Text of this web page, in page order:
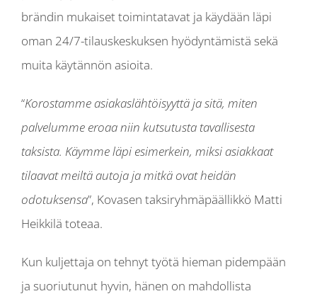
brändin mukaiset toimintatavat ja käydään läpi
oman 24/7-tilauskeskuksen hyödyntämistä sekä
muita käytännön asioita.
“Korostamme asiakaslähtöisyyttä ja sitä, miten
palvelumme eroaa niin kutsutusta tavallisesta
taksista. Käymme läpi esimerkein, miksi asiakkaat
tilaavat meiltä autoja ja mitkä ovat heidän
odotuksensa”, Kovasen taksiryhmäpäällikkö Matti
Heikkilä toteaa.
Kun kuljettaja on tehnyt työtä hieman pidempään
ja suoriutunut hyvin, hänen on mahdollista